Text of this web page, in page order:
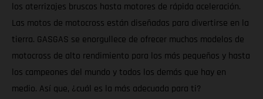
los aterrizajes bruscos hasta motores de rápida aceleración.
Las motos de motocross están diseñadas para divertirse en la
tierra. GASGAS se enorgullece de ofrecer muchos modelos de
motocross de alto rendimiento para los más pequeños y hasta
los campeones del mundo y todos los demás que hay en
medio. Así que, ¿cuál es la más adecuada para ti?